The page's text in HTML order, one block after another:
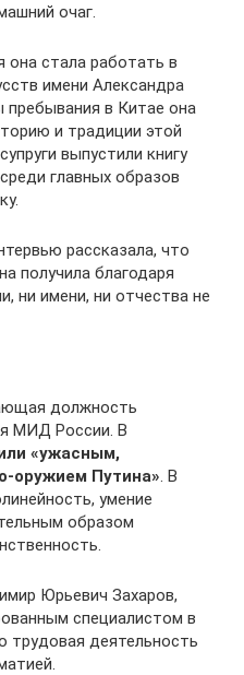
очаг.
она стала работать в
имени Александра
пребывания в Китае она
и традиции этой
выпустили книгу
главных образов
рассказала, что
получила благодаря
ни имени, ни отчества не
должность
МИД России. В
«ужасным,
оружием Путина». В
умение
образом
Юрьевич Захаров,
специалистом в
трудовая деятельность